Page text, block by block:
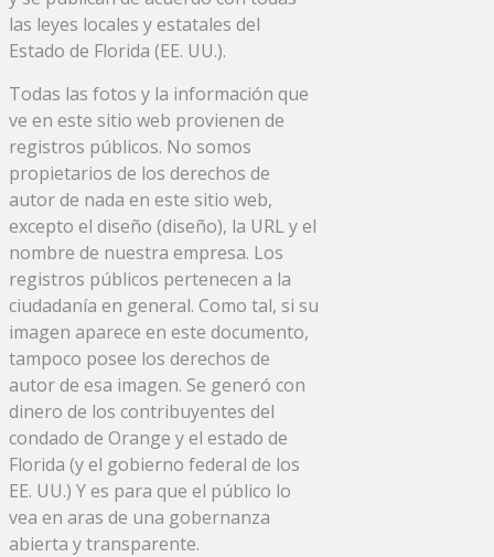
las leyes locales y estatales del
Estado de Florida (EE. UU.).
Todas las fotos y la información que
ve en este sitio web provienen de
registros públicos. No somos
propietarios de los derechos de
autor de nada en este sitio web,
excepto el diseño (diseño), la URL y el
nombre de nuestra empresa. Los
registros públicos pertenecen a la
ciudadanía en general. Como tal, si su
imagen aparece en este documento,
tampoco posee los derechos de
autor de esa imagen. Se generó con
dinero de los contribuyentes del
condado de Orange y el estado de
Florida (y el gobierno federal de los
EE. UU.) Y es para que el público lo
vea en aras de una gobernanza
abierta y transparente.